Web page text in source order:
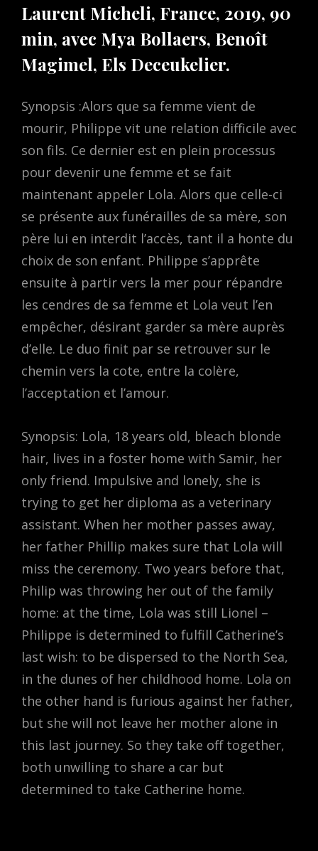
Laurent Micheli, France, 2019, 90
min, avec Mya Bollaers, Benoît
Magimel, Els Deceukelier.
Synopsis :Alors que sa femme vient de
mourir, Philippe vit une relation difficile avec
son fils. Ce dernier est en plein processus
pour devenir une femme et se fait
maintenant appeler Lola. Alors que celle-ci
se présente aux funérailles de sa mère, son
père lui en interdit l’accès, tant il a honte du
choix de son enfant. Philippe s’apprête
ensuite à partir vers la mer pour répandre
les cendres de sa femme et Lola veut l’en
empêcher, désirant garder sa mère auprès
d’elle. Le duo finit par se retrouver sur le
chemin vers la cote, entre la colère,
l’acceptation et l’amour.
Synopsis: Lola, 18 years old, bleach blonde
hair, lives in a foster home with Samir, her
only friend. Impulsive and lonely, she is
trying to get her diploma as a veterinary
assistant. When her mother passes away,
her father Phillip makes sure that Lola will
miss the ceremony. Two years before that,
Philip was throwing her out of the family
home: at the time, Lola was still Lionel –
Philippe is determined to fulfill Catherine’s
last wish: to be dispersed to the North Sea,
in the dunes of her childhood home. Lola on
the other hand is furious against her father,
but she will not leave her mother alone in
this last journey. So they take off together,
both unwilling to share a car but
determined to take Catherine home.